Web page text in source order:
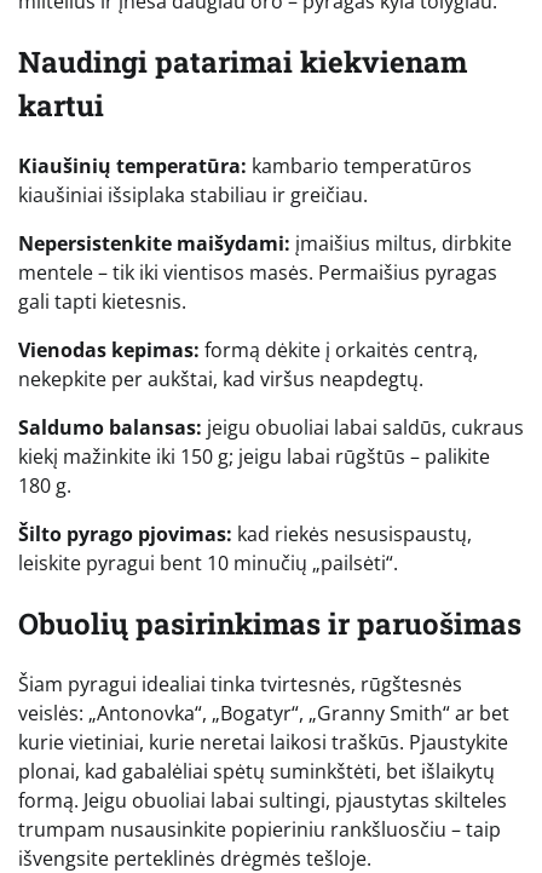
Naudingi patarimai kiekvienam
kartui
Kiaušinių temperatūra: kambario temperatūros
kiaušiniai išsiplaka stabiliau ir greičiau.
Nepersistenkite maišydami: įmaišius miltus, dirbkite
mentele – tik iki vientisos masės. Permaišius pyragas
gali tapti kietesnis.
Vienodas kepimas: formą dėkite į orkaitės centrą,
nekepkite per aukštai, kad viršus neapdegtų.
Saldumo balansas: jeigu obuoliai labai saldūs, cukraus
kiekį mažinkite iki 150 g; jeigu labai rūgštūs – palikite
180 g.
Šilto pyrago pjovimas: kad riekės nesusispaustų,
leiskite pyragui bent 10 minučių „pailsėti“.
Obuolių pasirinkimas ir paruošimas
Šiam pyragui idealiai tinka tvirtesnės, rūgštesnės
veislės: „Antonovka“, „Bogatyr“, „Granny Smith“ ar bet
kurie vietiniai, kurie neretai laikosi traškūs. Pjaustykite
plonai, kad gabalėliai spėtų suminkštėti, bet išlaikytų
formą. Jeigu obuoliai labai sultingi, pjaustytas skilteles
trumpam nusausinkite popieriniu rankšluosčiu – taip
išvengsite perteklinės drėgmės tešloje.